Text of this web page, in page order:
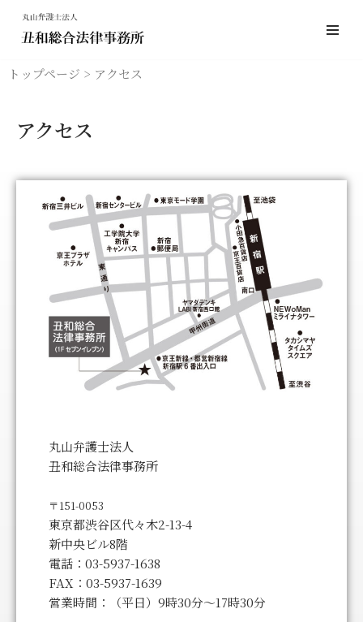
コ
テ
ツ
へ
キ
トップページ > アクセス
アクセス
丸山弁護士法人
丑和総合法律事務所
〒151-0053
東京都渋谷区代々木2-13-4
新中央ビル8階
電話：03-5937-1638
FAX：03-5937-1639
営業時間：（平日）9時30分～17時30分